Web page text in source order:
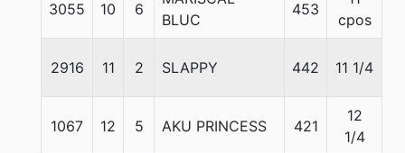
3055 10 6
BLUC
453
cpos
2916 11 2 SLAPPY 442 11 1/4
1067 12 5 AKU PRINCESS 421
12
1/4